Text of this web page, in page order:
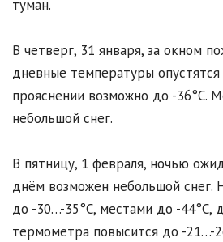
туман.
В четверг, 31 января, за окном
дневные температуры
прояснении возможно до -36°C.
небольшой снег.
В пятницу, 1 февраля, ночью
днём возможен небольшой снег.
до -30…-35°C, местами до -44°C,
термометра повысится до -21…-